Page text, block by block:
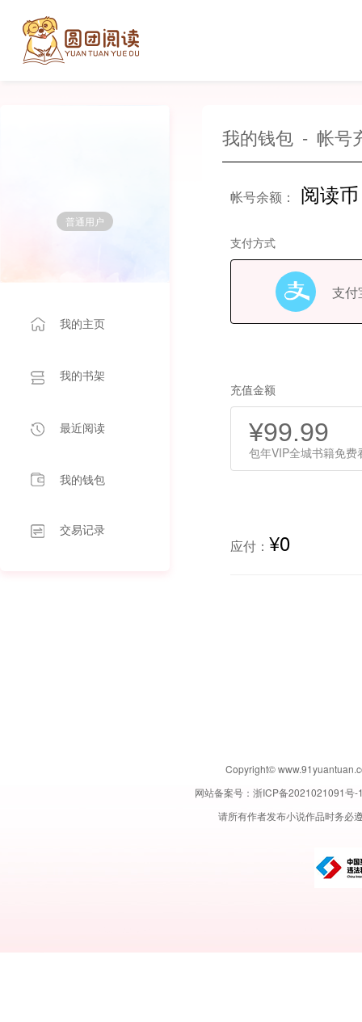
普通用户
我的主页
我的书架
最近阅读
我的钱包
交易记录
我的钱包 - 帐号
帐号余额： 阅读币
支付方式
支付
充值金额
¥99.99
包年VIP全城书籍免费
应付： ¥0
Copyright©
网站备案号： 浙ICP备2021021091号-
请所有作者发布小说作品时务必